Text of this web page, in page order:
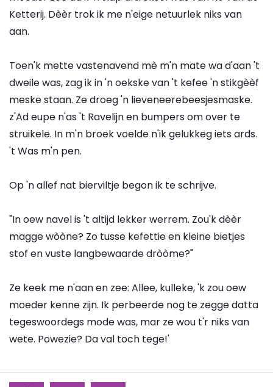
Ketterij. Dèèr trok ik me n'eige netuurlek niks van
aan.
Toen'k mette vastenavend mè m'n mate wa d'aan 't
dweile was, zag ik in 'n oekske van 't kefee 'n stikgèèf
meske staan. Ze droeg 'n lieveneerebeesjesmaske.
z'Ad eupe n'as 't Ravelijn en bumpers om over te
struikele. In m'n broek voelde n'ik gelukkeg iets ards.
't Was m'n pen.
Op 'n allef nat bierviltje begon ik te schrijve.
"In oew navel is 't altijd lekker werrem. Zou'k dèèr
magge wòòne? Zo tusse kefettie en kleine bietjes
stof en vuste langbewaarde dròòme?"
Ze keek me n'aan en zee: Allee, kulleke, 'k zou oew
moeder kenne zijn. Ik perbeerde nog te zegge datta
tegeswoordegs mode was, mar ze wou t'r niks van
wete. Powezie? Da val toch tege!'